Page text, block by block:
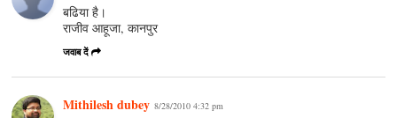
बढिया है।
राजीव आहूजा, कानपुर
जवाब दें
Mithilesh dubey 8/28/2010 4:32 pm